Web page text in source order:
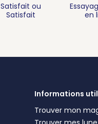
Satisfait ou
Satisfait
en
Informations
Trouver mon